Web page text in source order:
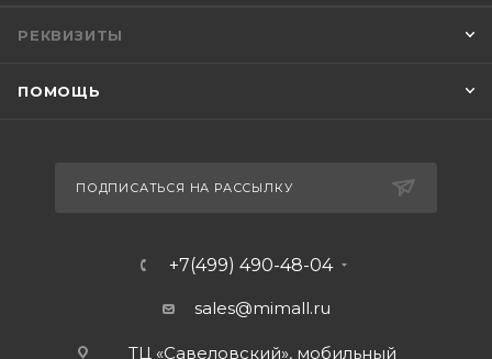
РЕКВИЗИТЫ
ПОМОЩЬ
ПОДПИСАТЬСЯ НА РАССЫЛКУ
+7(499) 490-48-04
sales@mimall.ru
ТЦ «Савеловский», мобильный